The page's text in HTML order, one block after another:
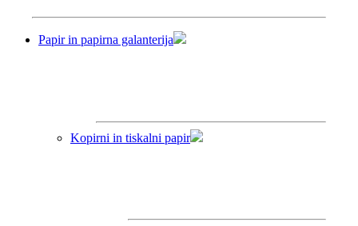
Papir in papirna galanterija
Kopirni in tiskalni papir